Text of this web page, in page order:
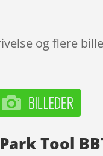
og flere
Tool